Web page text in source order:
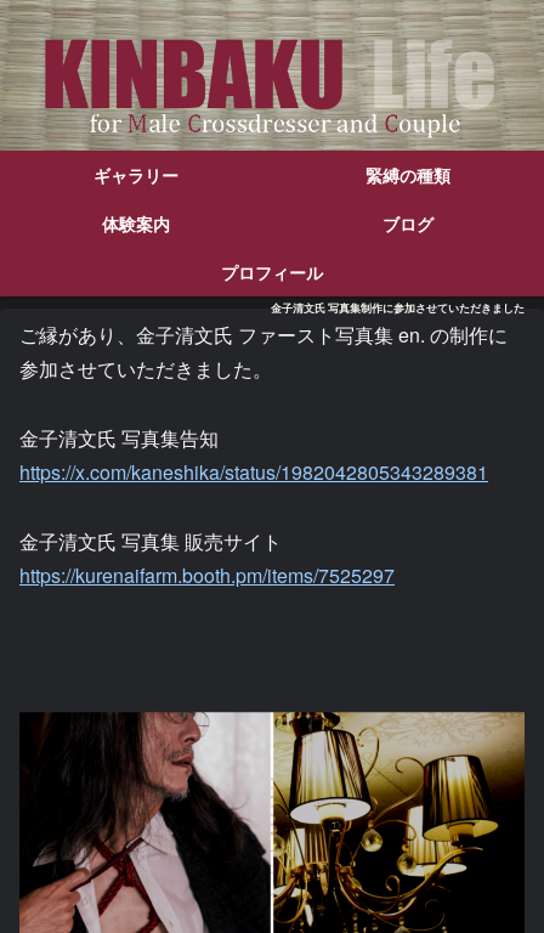
ギャラリー
緊縛の種類
体験案内
ブログ
プロフィール
金子清文氏 写真集制作に参加させていただきました
ご縁があり、金子清文氏 ファースト写真集 en. の制作に
参加させていただきました。
金子清文氏 写真集告知
https://x.com/kaneshika/status/1982042805343289381
金子清文氏 写真集 販売サイト
https://kurenaifarm.booth.pm/items/7525297